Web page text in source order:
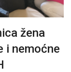
žena
i nemoćne